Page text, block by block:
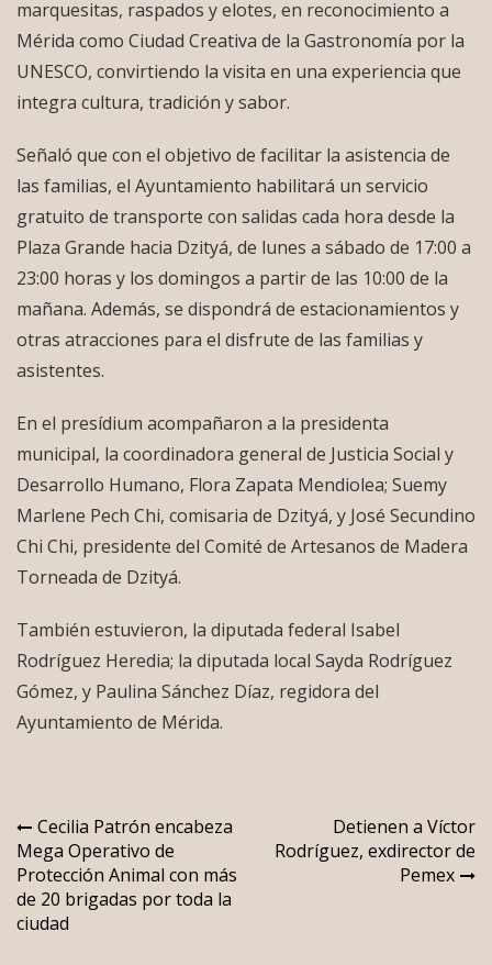
marquesitas, raspados y elotes, en reconocimiento a
Mérida como Ciudad Creativa de la Gastronomía por la
UNESCO, convirtiendo la visita en una experiencia que
integra cultura, tradición y sabor.
Señaló que con el objetivo de facilitar la asistencia de
las familias, el Ayuntamiento habilitará un servicio
gratuito de transporte con salidas cada hora desde la
Plaza Grande hacia Dzityá, de lunes a sábado de 17:00 a
23:00 horas y los domingos a partir de las 10:00 de la
mañana. Además, se dispondrá de estacionamientos y
otras atracciones para el disfrute de las familias y
asistentes.
En el presídium acompañaron a la presidenta
municipal, la coordinadora general de Justicia Social y
Desarrollo Humano, Flora Zapata Mendiolea; Suemy
Marlene Pech Chi, comisaria de Dzityá, y José Secundino
Chi Chi, presidente del Comité de Artesanos de Madera
Torneada de Dzityá.
También estuvieron, la diputada federal Isabel
Rodríguez Heredia; la diputada local Sayda Rodríguez
Gómez, y Paulina Sánchez Díaz, regidora del
Ayuntamiento de Mérida.
Navegación
de
entradas
Cecilia Patrón encabeza
Mega Operativo de
Protección Animal con más
de 20 brigadas por toda la
ciudad
Detienen a Víctor
Rodríguez, exdirector de
Pemex